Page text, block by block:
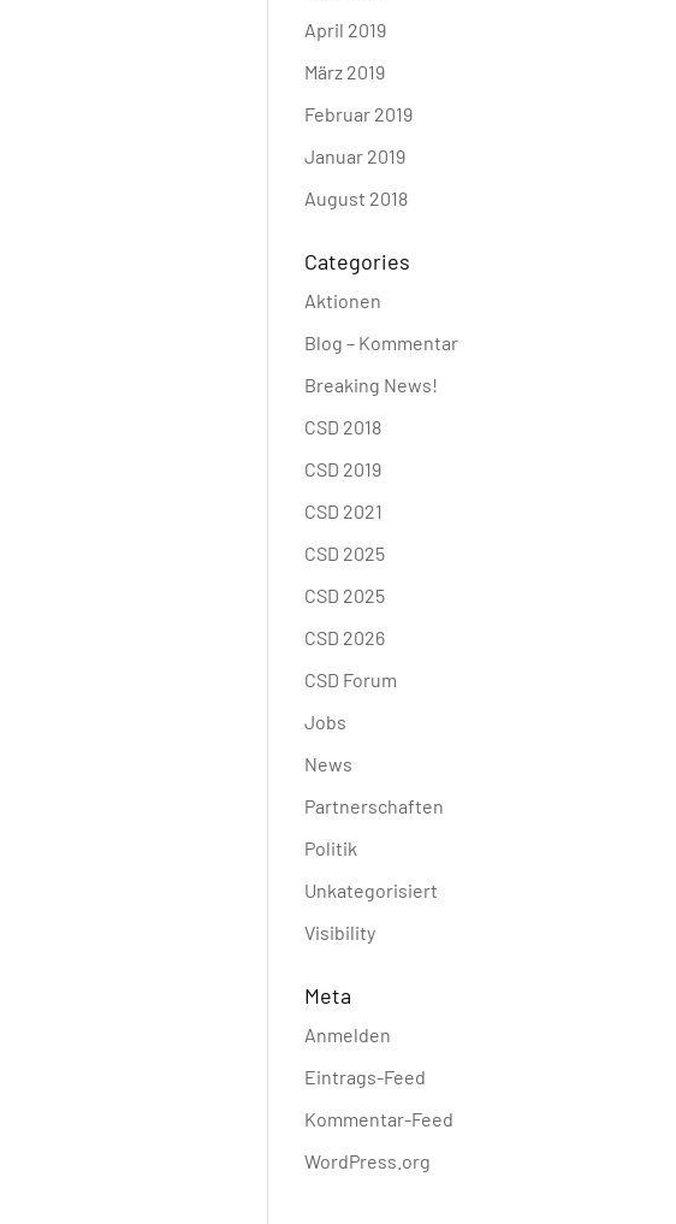
April 2019
März 2019
Februar 2019
Januar 2019
August 2018
Categories
Aktionen
Blog – Kommentar
Breaking News!
CSD 2018
CSD 2019
CSD 2021
CSD 2025
CSD 2025
CSD 2026
CSD Forum
Jobs
News
Partnerschaften
Politik
Unkategorisiert
Visibility
Meta
Anmelden
Eintrags-Feed
Kommentar-Feed
WordPress.org